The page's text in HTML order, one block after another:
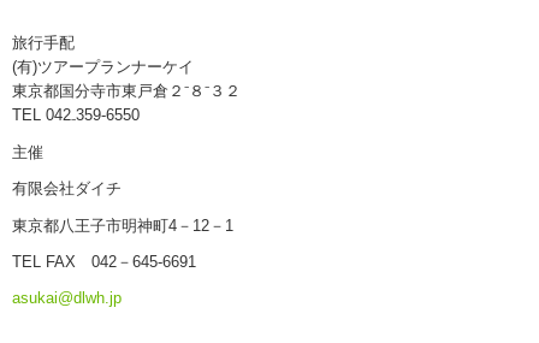
旅行手配
(有)ツアープランナーケイ
東京都国分寺市東戸倉２⁻８⁻３２
TEL 042₋359-6550
主催
有限会社ダイチ
東京都八王子市明神町4－12－1
TEL FAX 042－645-6691
asukai@dlwh.jp